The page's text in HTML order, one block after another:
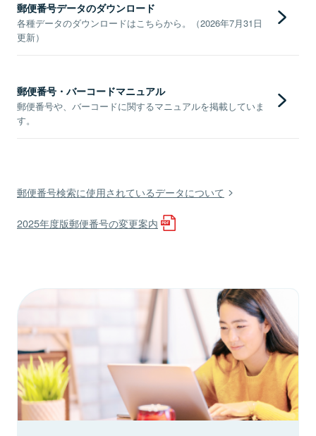
郵便番号データのダウンロード
各種データのダウンロードはこちらから。（2026年7月31日
更新）
郵便番号・バーコードマニュアル
郵便番号や、バーコードに関するマニュアルを掲載していま
す。
郵便番号検索に使用されているデータについて
2025年度版郵便番号の変更案内